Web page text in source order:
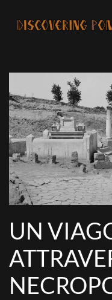
Skip to main
UN